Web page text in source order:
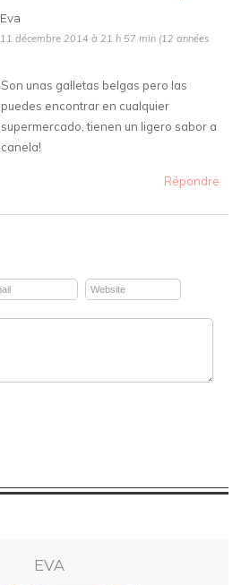
Eva
11 décembre 2014 à 21 h 57 min (12 années
Son unas galletas belgas pero las
puedes encontrar en cualquier
supermercado, tienen un ligero sabor a
canela!
Répondre
EVA